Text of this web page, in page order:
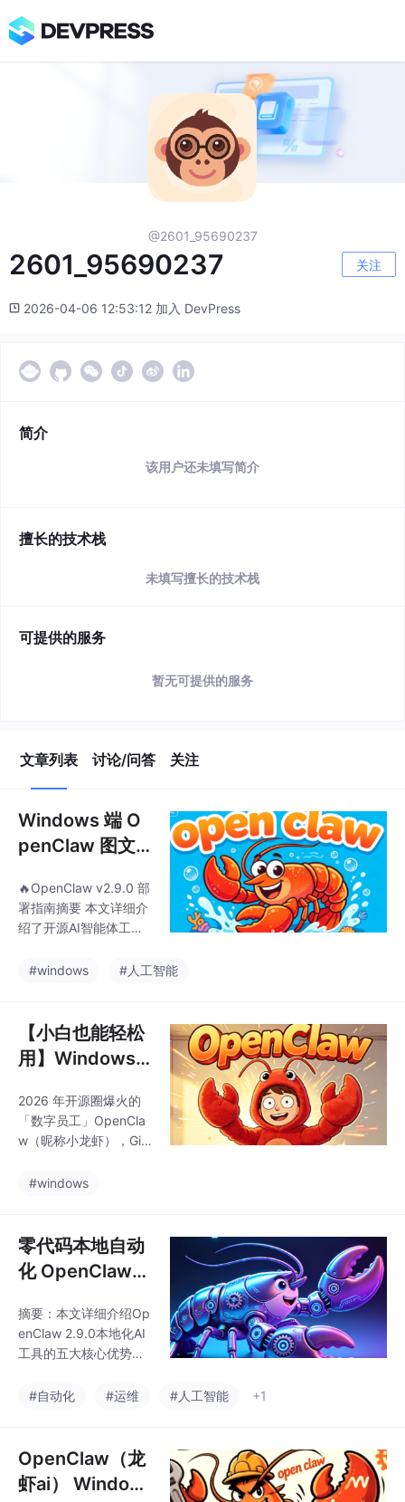
@2601_95690237
2601_95690237 关注
2026-04-06 12:53:12 加入 DevPress
简介
该用户还未填写简介
擅长的技术栈
未填写擅长的技术栈
可提供的服务
暂无可提供的服务
文章列表 讨论/问答 关注
Windows 端 O
penClaw 图文
零代码搭建指南
🔥OpenClaw v2.9.0 部
署指南摘要 本文详细介
绍了开源AI智能体工具
ndows部署流程。该版
和可视化操作界面，支
持文件管理、网页抓取
等自动化任务。部署要
避免误拦截 使用专业解
压工具处理安装包 设置
纯英文安装路径 自动完
动需1-3分钟初始化 文
#windows #人工智能
【小白也能轻松
用】Windows
装教学，一键配
置轻松启用AI智
装包）
2026 年开源圈爆火的
「数字员工」OpenCla
w（昵称小龙虾），Git
+，凭「本地运行 + 零
很多人误以为它是普通
聊天 AI，实则是能真正
操控电脑的自动化神器
后，自动拆解任务、调
用工具，全程无需人工
干预。
#windows
零代码本地自动
化 OpenClaw
实操教程，小白
也能顺畅完成部
摘要：本文详细介绍Op
enClaw 2.9.0本地化AI
工具的五大核心优势
程门槛、开箱即用、多
署指南： 前置准备：关
闭安全软件避免拦截；
安装步骤：下载压缩包
#自动化 #运维 #人工智能 +1
OpenClaw（龙
虾ai） Window